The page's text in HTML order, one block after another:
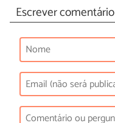
Escrever comentário